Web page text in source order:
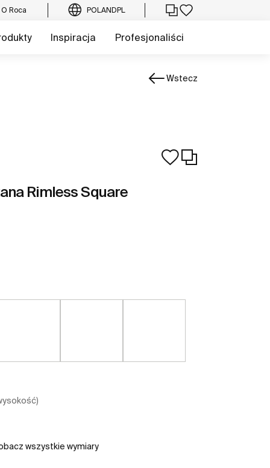
O Roca POLANDPL
Inspiracja Profesjonaliści
Wstecz
Rimless Square
wszystkie wymiary